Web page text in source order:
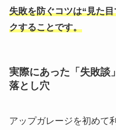
失敗を防ぐコツは“見た
クすることです。
実際にあった「失敗談
落とし穴
アップガレージを初めて